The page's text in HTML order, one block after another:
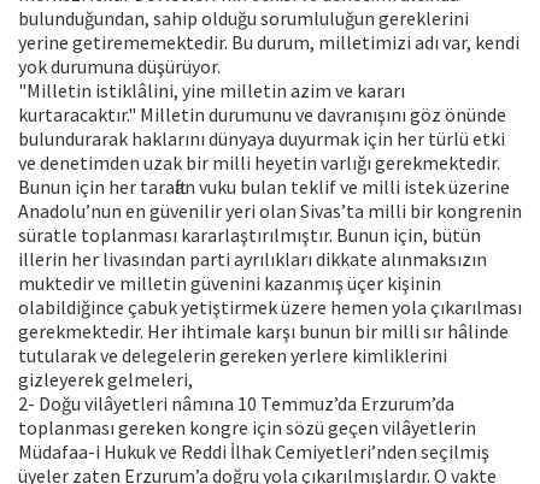
bulunduğundan, sahip olduğu sorumluluğun gereklerini
yerine getirememektedir. Bu durum, milletimizi adı var, kendi
yok durumuna düşürüyor.
"Milletin istiklâlini, yine milletin azim ve kararı
kurtaracaktır." Milletin durumunu ve davranışını göz önünde
bulundurarak haklarını dünyaya duyurmak için her türlü etki
ve denetimden uzak bir milli heyetin varlığı gerekmektedir.
Bunun için her taraftan vuku bulan teklif ve milli istek üzerine
Anadolu’nun en güvenilir yeri olan Sivas’ta milli bir kongrenin
süratle toplanması kararlaştırılmıştır. Bunun için, bütün
illerin her livasından parti ayrılıkları dikkate alınmaksızın
muktedir ve milletin güvenini kazanmış üçer kişinin
olabildiğince çabuk yetiştirmek üzere hemen yola çıkarılması
gerekmektedir. Her ihtimale karşı bunun bir milli sır hâlinde
tutularak ve delegelerin gereken yerlere kimliklerini
gizleyerek gelmeleri,
2- Doğu vilâyetleri nâmına 10 Temmuz’da Erzurum’da
toplanması gereken kongre için sözü geçen vilâyetlerin
Müdafaa-i Hukuk ve Reddi İlhak Cemiyetleri’nden seçilmiş
üyeler zaten Erzurum’a doğru yola çıkarılmışlardır. O vakte